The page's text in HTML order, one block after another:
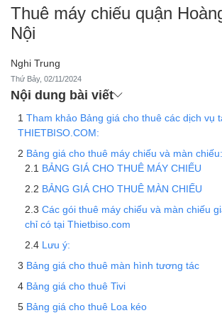
Thuê máy chiếu quận
Nội
Nghi Trung
Thứ Bảy, 02/11/2024
Nội dung bài viết
Tham khảo Bảng giá cho thuê các dịch vụ
THIETBISO.COM:
Bảng giá cho thuê máy chiếu và màn chiếu:
BẢNG GIÁ CHO THUÊ MÁY CHIẾU
BẢNG GIÁ CHO THUÊ MÀN CHIẾU
Các gói thuê máy chiếu và màn chiếu
chỉ có tại Thietbiso.com
Lưu ý:
Bảng giá cho thuê màn hình tương tác
Bảng giá cho thuê Tivi
Bảng giá cho thuê Loa kéo